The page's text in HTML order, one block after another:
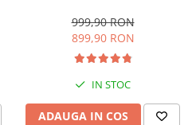
83.2 cm, Negru
999,90 RON
899,90 RON
IN STOC
ADAUGA IN COS